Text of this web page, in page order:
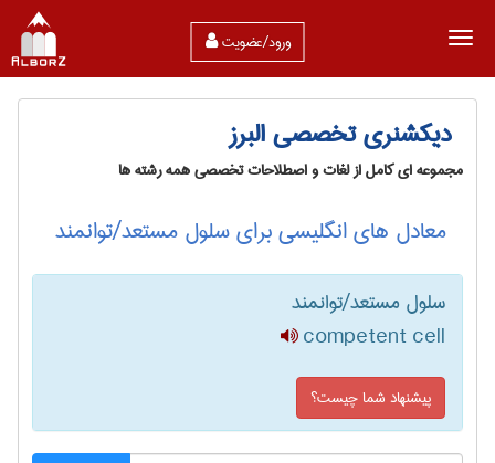
ورود/عضویت
دیکشنری تخصصی البرز
مجموعه ای کامل از لغات و اصطلاحات تخصصی همه رشته ها
معادل های انگلیسی برای سلول مستعد/توانمند
سلول مستعد/توانمند
competent cell
پیشنهاد شما چیست؟